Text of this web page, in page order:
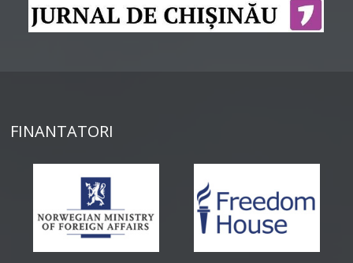
FINANTATORI